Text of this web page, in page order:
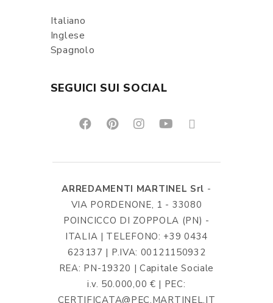
Italiano
Inglese
Spagnolo
SEGUICI SUI SOCIAL
ARREDAMENTI MARTINEL Srl -
VIA PORDENONE, 1 - 33080
POINCICCO DI ZOPPOLA (PN) -
ITALIA | TELEFONO: +39 0434
623137 | P.IVA: 00121150932
REA: PN-19320 | Capitale Sociale
i.v. 50.000,00 € | PEC:
CERTIFICATA@PEC.MARTINEL.IT